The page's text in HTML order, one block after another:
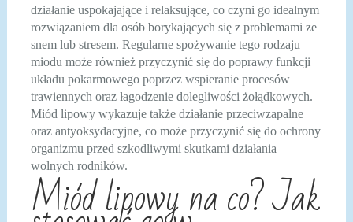
działanie uspokajające i relaksujące, co czyni go idealnym
rozwiązaniem dla osób borykających się z problemami ze
snem lub stresem. Regularne spożywanie tego rodzaju
miodu może również przyczynić się do poprawy funkcji
układu pokarmowego poprzez wspieranie procesów
trawiennych oraz łagodzenie dolegliwości żołądkowych.
Miód lipowy wykazuje także działanie przeciwzapalne
oraz antyoksydacyjne, co może przyczynić się do ochrony
organizmu przed szkodliwymi skutkami działania
wolnych rodników.
Miód lipowy na co? Jak